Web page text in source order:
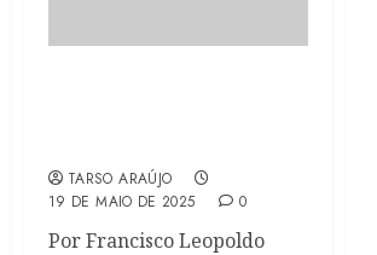
TARSO ARAÚJO
19 DE MAIO DE 2025
0
Por Francisco Leopoldo